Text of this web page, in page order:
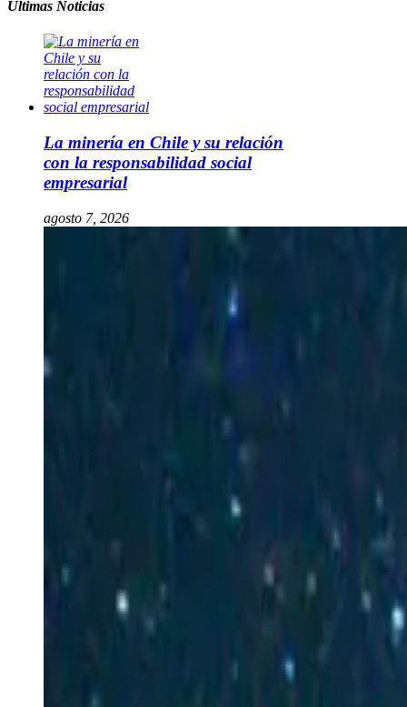
Últimas Noticias
La minería en Chile y su relación
con la responsabilidad social
empresarial
agosto 7, 2026